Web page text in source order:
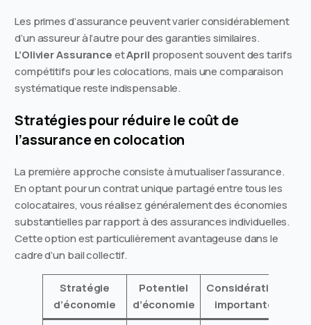
Les primes d’assurance peuvent varier considérablement
d’un assureur à l’autre pour des garanties similaires.
L’Olivier AssuranceetApril proposent souvent des tarifs
compétitifs pour les colocations, mais une comparaison
systématique reste indispensable.
Stratégies pour réduire le coût de
l’assurance en colocation
La première approche consiste à mutualiser l’assurance.
En optant pour un contrat unique partagé entre tous les
colocataires, vous réalisez généralement des économies
substantielles par rapport à des assurances individuelles.
Cette option est particulièrement avantageuse dans le
cadre d’un bail collectif.
Stratégie
d’économie
Potentiel
d’économie
Considérations
importantes